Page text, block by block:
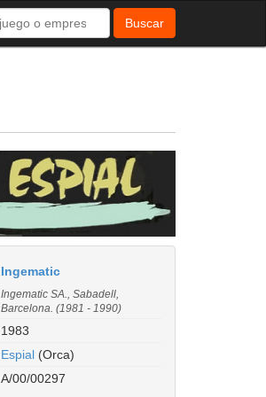
Buscar
Ingematic
Ingematic SA., Sabadell,
Barcelona. (1981 - 1990)
1983
Espial (Orca)
A/00/00297